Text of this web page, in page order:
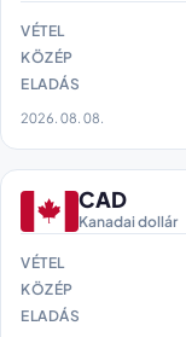
VÉTEL
KÖZÉP
ELADÁS
2026. 08. 08.
CAD
Kanadai dollár
VÉTEL
KÖZÉP
ELADÁS